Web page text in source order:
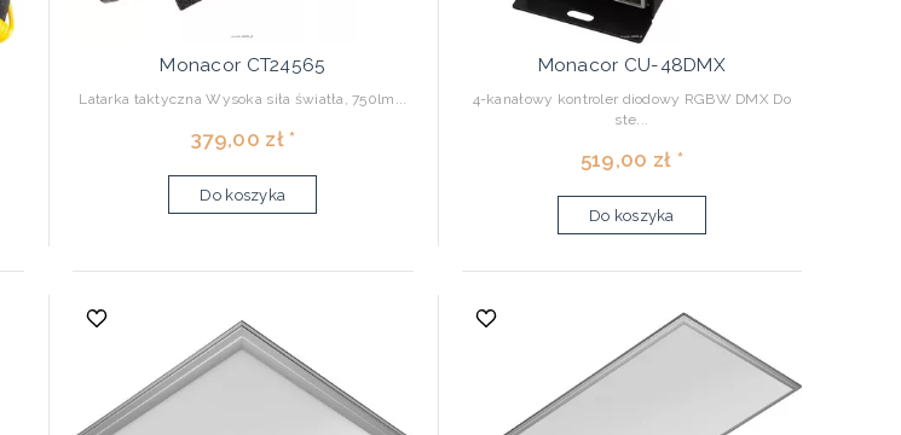
Monacor CT24565
Latarka taktyczna Wysoka siła światła, 750lm...
379,00 zł *
Do koszyka
Monacor CU-48DMX
4-kanałowy kontroler diodowy RGBW DMX Do
ste...
519,00 zł *
Do koszyka